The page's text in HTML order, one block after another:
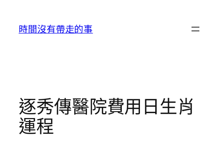
時間沒有帶走的事
逐秀傳醫院費用日生肖
運程